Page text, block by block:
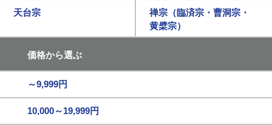
天台宗
禅宗（臨済宗・曹洞宗・
黄檗宗）
価格から選ぶ
～9,999円
10,000～19,999円